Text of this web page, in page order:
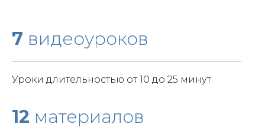
7 видеоуроков
Уроки длительностью от 10 до 25 минут
12 материалов